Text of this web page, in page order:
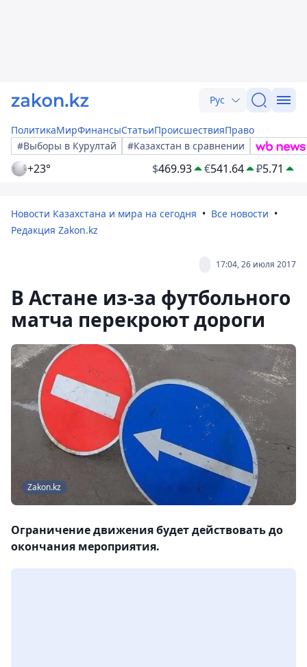
Рус
ПолитикаМирФинансыСтатьиПроисшествияПраво
#Выборы в Курултай
#Казахстан в сравнении
+23° $469.93 €541.64 ₽5.71
Новости Казахстана и мира на сегодня
Все новости
Редакция Zakon.kz
17:04, 26 июля 2017
В Астане из-за футбольного
матча перекроют дороги
Zakon.kz
Ограничение движения будет действовать до
окончания мероприятия.